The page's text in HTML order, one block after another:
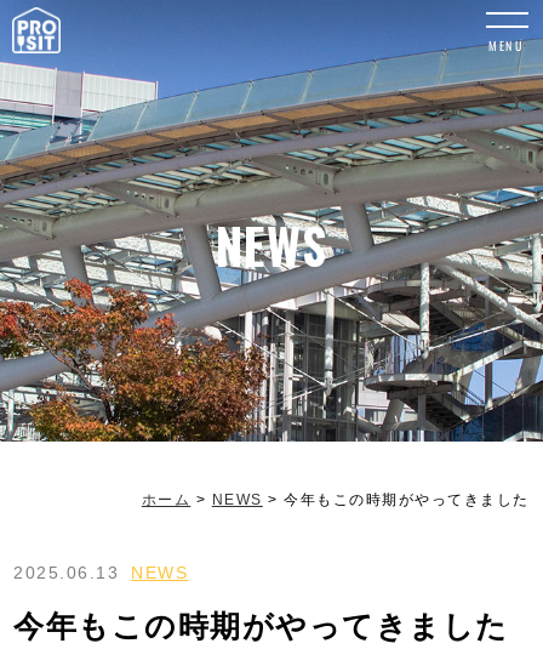
MENU
NEWS
ホーム > NEWS >今年もこの時期がやってきました
2025.06.13 NEWS
今年もこの時期がやってきました